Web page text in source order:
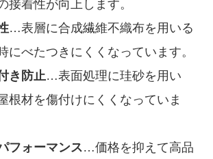
接着性が向上します。
…表層に合成繊維不織布を用いる
にべたつきにくくなっています。
き防止…表面処理に珪砂を用い
根材を傷付けにくくなっていま
フォーマンス…価格を抑えて高品